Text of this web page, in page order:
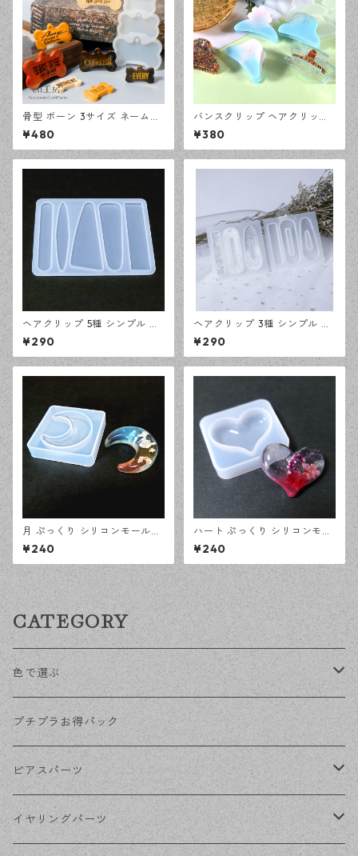
骨型 ボーン 3サイズ ネームタ
グ シリコンモールド レジン型
モールド ハンドメイド 資材
【en工房】
¥480
バンスクリップ ヘアクリップ
6種 シリコンモールド レジン
型 モールド ハンドメイド 資材
【en工房】
¥380
ヘアクリップ 5種 シンプル シ
リコンモールド レジン型 モー
ルド ハンドメイド 資材【en工
房】
¥290
ヘアクリップ 3種 シンプル シ
リコンモールド レジン型 モー
ルド ハンドメイド 資材【en工
房】
¥290
月 ぷっくり シリコンモールド
立体 レジン型 オルゴナイト モ
ールド ハンドメイド 資材【en
工房】
¥240
ハート ぷっくり シリコンモー
ルド 立体 レジン型 オルゴナイ
ト モールド ハンドメイド 資材
【en工房】
¥240
CATEGORY
色で選ぶ
KCゴールド
ゴールド
シルバー
プチプラお得パック
ピアスパーツ
ポストピアス
イヤリングパーツ